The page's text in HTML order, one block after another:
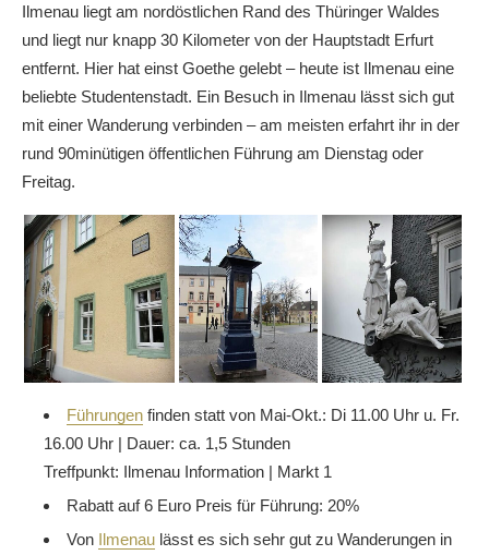
Ilmenau liegt am nordöstlichen Rand des Thüringer Waldes
und liegt nur knapp 30 Kilometer von der Hauptstadt Erfurt
entfernt. Hier hat einst Goethe gelebt – heute ist Ilmenau eine
beliebte Studentenstadt. Ein Besuch in Ilmenau lässt sich gut
mit einer Wanderung verbinden – am meisten erfahrt ihr in der
rund 90minütigen öffentlichen Führung am Dienstag oder
Freitag.
Führungen finden statt von Mai-Okt.: Di 11.00 Uhr u. Fr.
16.00 Uhr | Dauer: ca. 1,5 Stunden
Treffpunkt: Ilmenau Information | Markt 1
Rabatt auf 6 Euro Preis für Führung: 20%
Von Ilmenau lässt es sich sehr gut zu Wanderungen in